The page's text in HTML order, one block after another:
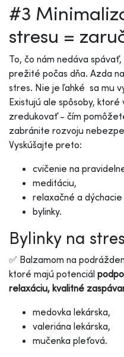
#3
stresu =
To, čo nám nedáva
prežité počas dňa. Azda
stres. Nie je ľahké sa mu
Existujú ale spôsoby,
zredukovať - čím
zabránite rozvoju
Vyskúšajte preto:
cvičenie na
meditáciu,
relaxačné a dýchacie
bylinky.
Bylinky na stres
✅ Balzamom na
ktoré majú potenciál
relaxáciu, kvalitné
medovka lekárska,
valeriána lekárska,
mučenka pleťová.